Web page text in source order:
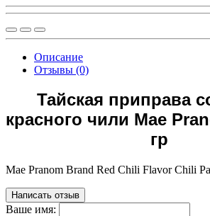
Описание
Отзывы (0)
Тайская приправа
красного чили Mae
гр
Mae Pranom Brand Red Chili Flavor Chili
Написать отзыв
Ваше имя: